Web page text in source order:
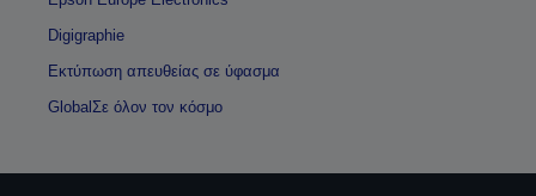
Digigraphie
Εκτύπωση απευθείας σε ύφασμα
GlobalΣε όλον τον κόσμο